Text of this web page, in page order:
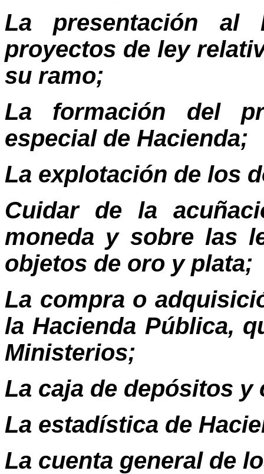
La presentación al
proyectos de ley
su ramo;
La formación del
especial de Hacienda;
La explotación de los
Cuidar de la
moneda y sobre las
objetos de oro y plata;
La compra o
la Hacienda Pública,
Ministerios;
La caja de depósitos
La estadística de
La cuenta general de